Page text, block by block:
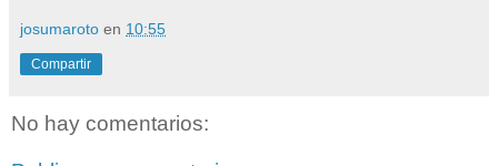
josumaroto en 10:55
Compartir
No hay comentarios: